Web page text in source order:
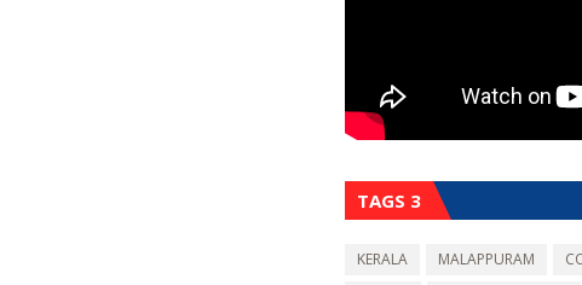
TAGS 3
KERALA MALAPPURAM